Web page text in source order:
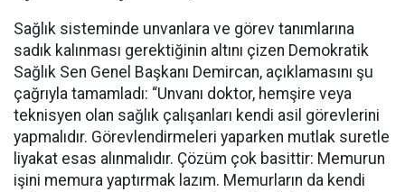
Sağlık sisteminde unvanlara ve görev tanımlarına
sadık kalınması gerektiğinin altını çizen Demokratik
Sağlık Sen Genel Başkanı Demircan, açıklamasını şu
çağrıyla tamamladı: “Unvanı doktor, hemşire veya
teknisyen olan sağlık çalışanları kendi asil görevlerini
yapmalıdır. Görevlendirmeleri yaparken mutlak suretle
liyakat esas alınmalıdır. Çözüm çok basittir: Memurun
işini memura yaptırmak lazım. Memurların da kendi